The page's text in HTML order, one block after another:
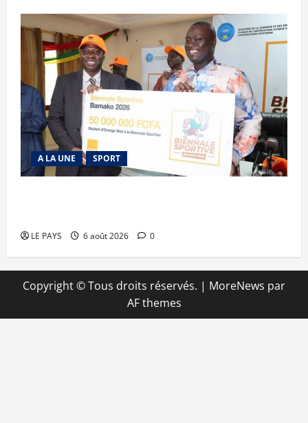
A LA UNE SPORT
LE PAYS 6 août 2026 0
Copyright © Tous droits réservés. | MoreNews par
AF themes